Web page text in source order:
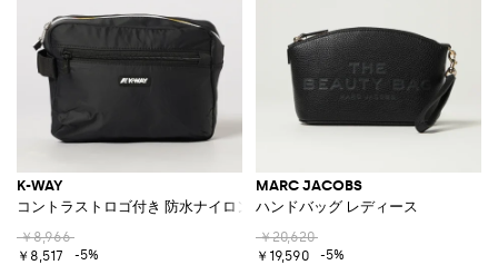
K-WAY
コントラストロゴ付き 防水ナイロン トラベルビューティーケース
￥8,966
￥8,517
-5%
MARC JACOBS
ハンドバッグ レディース
￥20,620
￥19,590
-5%